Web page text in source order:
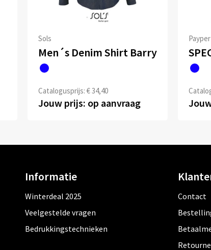
Sols
Men´s Denim Shirt Barry
Catalogusprijs: € 34,40
Jouw prijs: op aanvraag
Payper
Informatie
Winterdeal 2025
Veelgestelde vragen
Bedrukkingstechnieken
Contact